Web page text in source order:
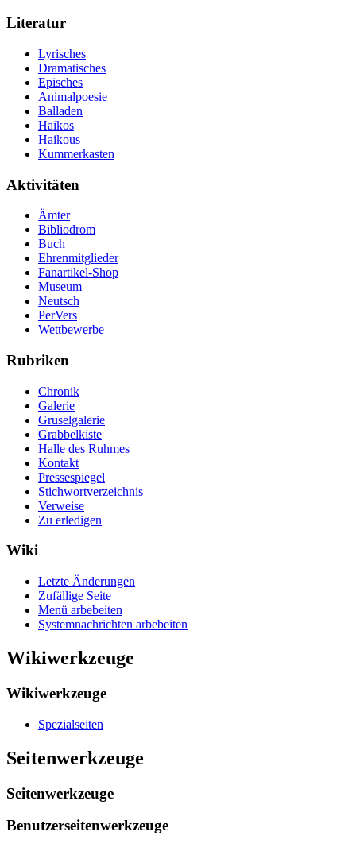
Literatur
Lyrisches
Dramatisches
Episches
Animalpoesie
Balladen
Haikos
Haikous
Kummerkasten
Aktivitäten
Ämter
Bibliodrom
Buch
Ehrenmitglieder
Fanartikel-Shop
Museum
Neutsch
PerVers
Wettbewerbe
Rubriken
Chronik
Galerie
Gruselgalerie
Grabbelkiste
Halle des Ruhmes
Kontakt
Pressespiegel
Stichwortverzeichnis
Verweise
Zu erledigen
Wiki
Letzte Änderungen
Zufällige Seite
Menü arbebeiten
Systemnachrichten arbebeiten
Wikiwerkzeuge
Wikiwerkzeuge
Spezialseiten
Seitenwerkzeuge
Seitenwerkzeuge
Benutzerseitenwerkzeuge